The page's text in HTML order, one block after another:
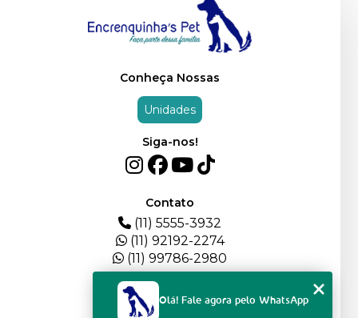
Conheça Nossas
Unidades
Siga-nos!
Contato
(11) 5555-3932
(11) 92192-2274
(11) 99786-2980
Olá! Fale agora pelo WhatsApp